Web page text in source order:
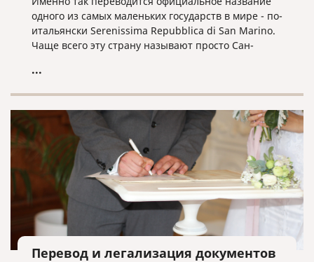
одного из самых маленьких государств в мире - по-
итальянски Serenissima Repubblica di San Marino.
Чаще всего эту страну называют просто Сан-
человек и площадью в 60,57 км², оно считается
...
Перевод и легализация документов